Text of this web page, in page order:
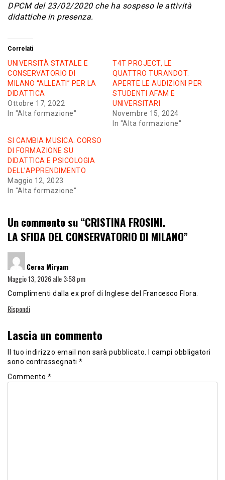
DPCM del 23/02/2020 che ha sospeso le attività
didattiche in presenza.
Correlati
UNIVERSITÀ STATALE E
CONSERVATORIO DI
MILANO “ALLEATI” PER LA
DIDATTICA
Ottobre 17, 2022
In "Alta formazione"
T4T PROJECT, LE
QUATTRO TURANDOT.
APERTE LE AUDIZIONI PER
STUDENTI AFAM E
UNIVERSITARI
Novembre 15, 2024
In "Alta formazione"
SI CAMBIA MUSICA. CORSO
DI FORMAZIONE SU
DIDATTICA E PSICOLOGIA
DELL’APPRENDIMENTO
Maggio 12, 2023
In "Alta formazione"
Un commento su “CRISTINA FROSINI.
LA SFIDA DEL CONSERVATORIO DI MILANO”
Cerea Miryam
Maggio 13, 2026 alle 3:58 pm
Complimenti dalla ex prof di Inglese del Francesco Flora.
Rispondi
Lascia un commento
Il tuo indirizzo email non sarà pubblicato.
I campi obbligatori
sono contrassegnati *
Commento *